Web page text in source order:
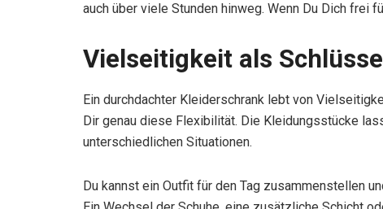
auch über viele Stunden hinweg. Wenn Du Dich frei
Vielseitigkeit als
Ein durchdachter Kleiderschrank lebt von
Dir genau diese Flexibilität. Die Kleidungsstücke
unterschiedlichen Situationen.
Du kannst ein Outfit für den Tag zusammenstellen